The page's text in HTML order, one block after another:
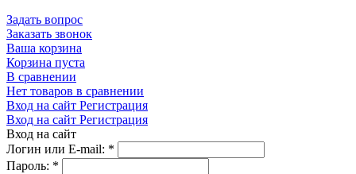
Задать вопрос
Заказать звонок
Ваша корзина
Корзина пуста
В сравнении
Нет товаров в сравнении
Вход на сайт Регистрация
Вход на сайт Регистрация
Вход на сайт
Логин или E-mail: *
Пароль: *